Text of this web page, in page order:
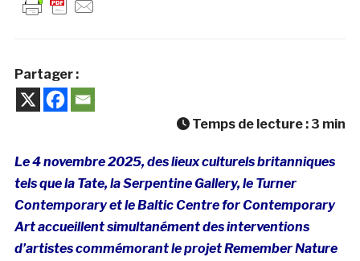
Partager :
Temps de lecture : 3 min
Le 4 novembre 2025, des lieux culturels britanniques
tels que la Tate, la SerpentineGallery, le Turner
Contemporaryet le Baltic Centre for Contemporary
Artaccueillent simultanément des interventions
d’artistes commémorant le projet Remember Nature